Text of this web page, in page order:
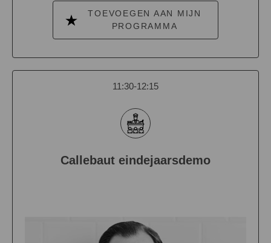
TOEVOEGEN AAN MIJN
PROGRAMMA
11:30-12:15
Callebaut eindejaarsdemo